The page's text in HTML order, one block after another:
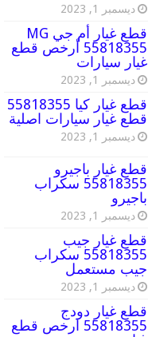
ديسمبر 1, 2023
قطع غيار أم جي MG
55818355 أرخص قطع
غيار سيارات
ديسمبر 1, 2023
قطع غيار كيا 55818355
قطع غيار سيارات اصلية
ديسمبر 1, 2023
قطع غيار باجيرو
55818355 سكراب
باجيرو
ديسمبر 1, 2023
قطع غيار جيب
55818355 سكراب
جيب مستعمل
ديسمبر 1, 2023
قطع غيار دودج
55818355 ارخص قطع